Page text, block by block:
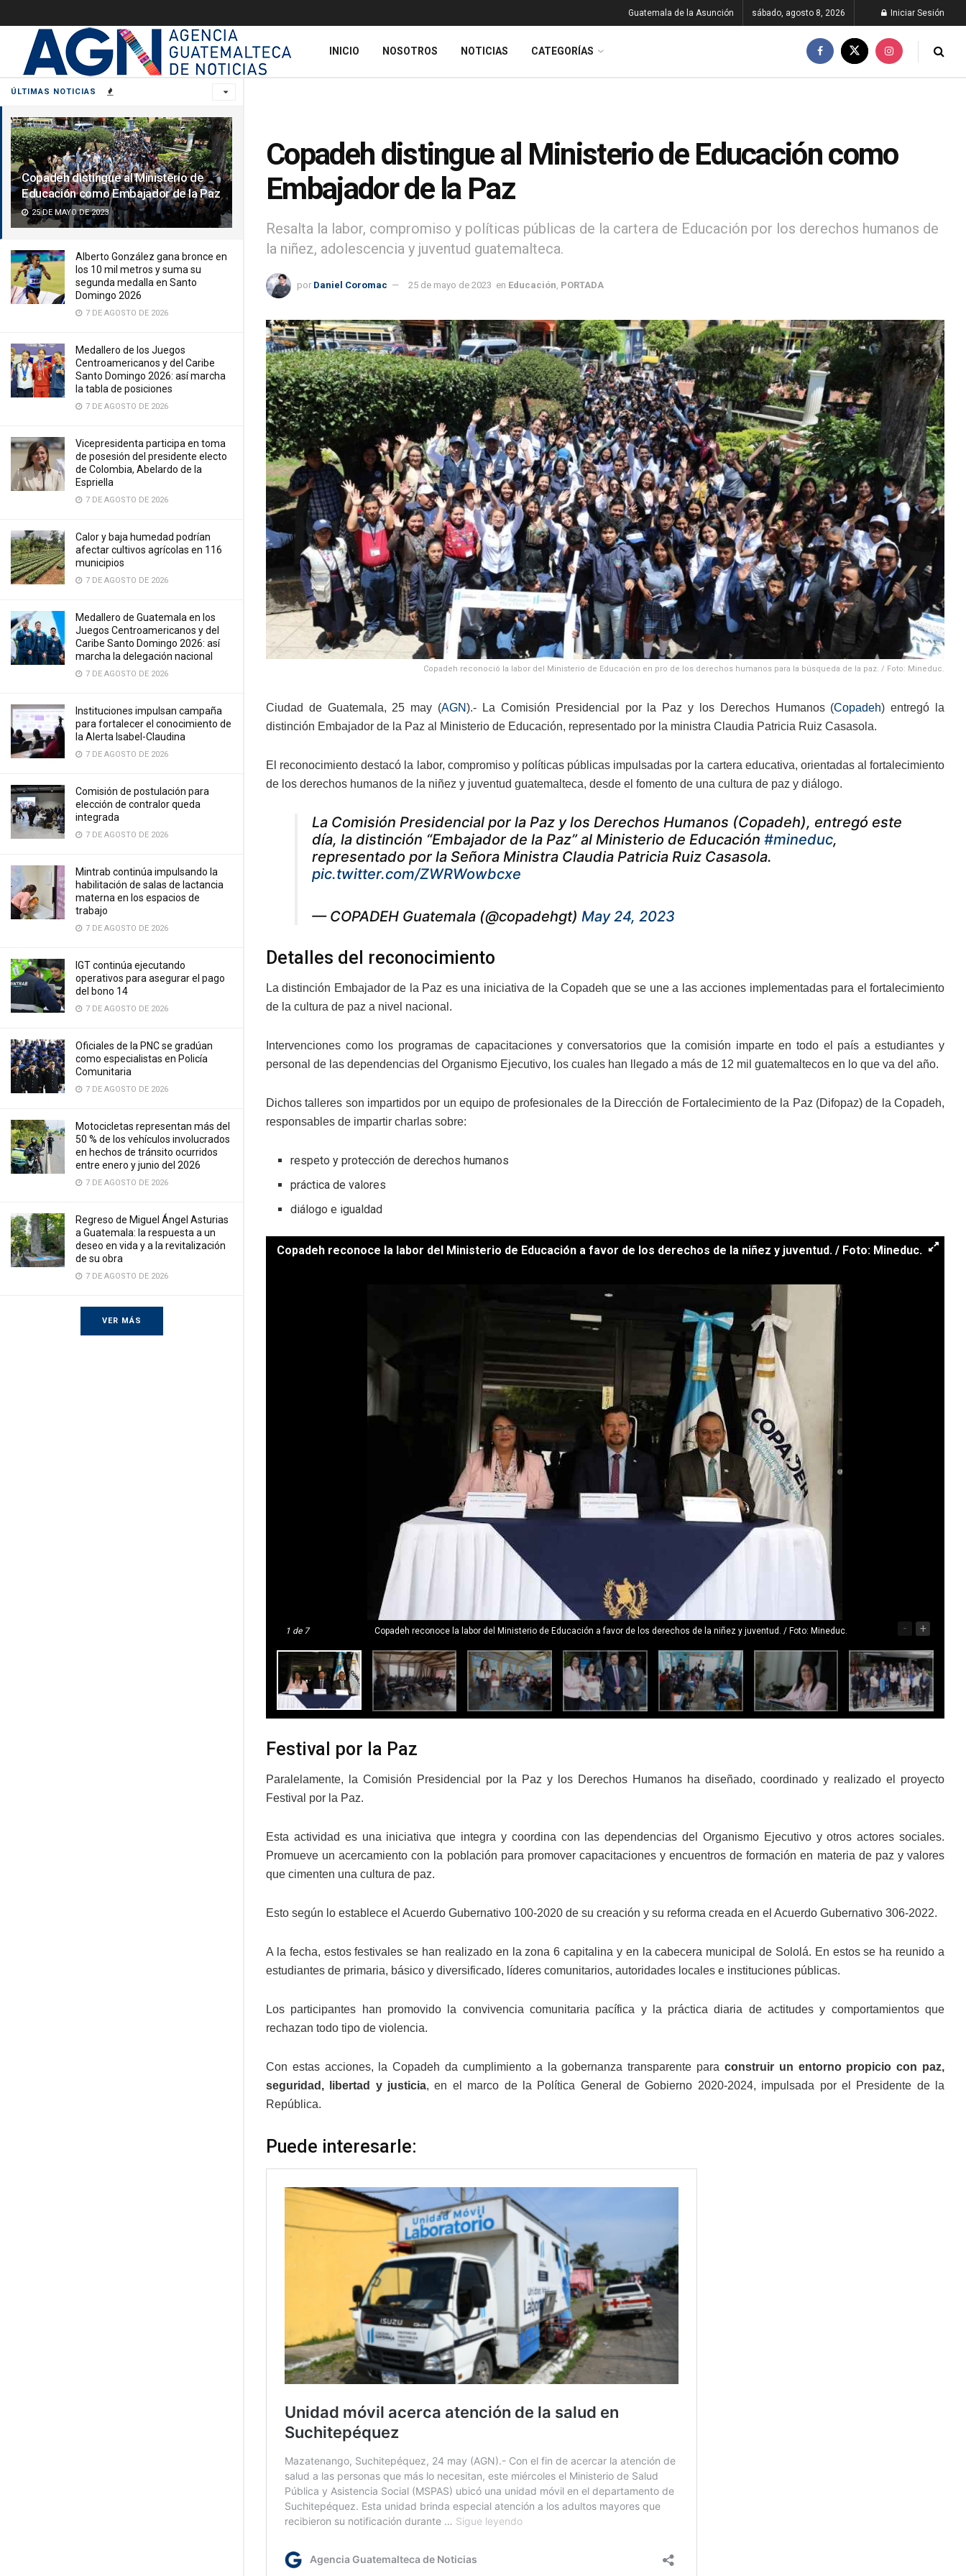
ÚLTIMAS NOTICIAS
Copadeh distingue al Ministerio de
Educación como Embajador de la Paz
25 DE MAYO DE 2023
Alberto González gana bronce en
los 10 mil metros y suma su
segunda medalla en Santo
Domingo 2026
7 DE AGOSTO DE 2026
Medallero de los Juegos
Centroamericanos y del Caribe
Santo Domingo 2026: así marcha
la tabla de posiciones
7 DE AGOSTO DE 2026
Vicepresidenta participa en toma
de posesión del presidente electo
de Colombia, Abelardo de la
Espriella
7 DE AGOSTO DE 2026
Calor y baja humedad podrían
afectar cultivos agrícolas en 116
municipios
7 DE AGOSTO DE 2026
Medallero de Guatemala en los
Juegos Centroamericanos y del
Caribe Santo Domingo 2026: así
marcha la delegación nacional
7 DE AGOSTO DE 2026
Instituciones impulsan campaña
para fortalecer el conocimiento de
la Alerta Isabel-Claudina
7 DE AGOSTO DE 2026
Comisión de postulación para
elección de contralor queda
integrada
7 DE AGOSTO DE 2026
Mintrab continúa impulsando la
habilitación de salas de lactancia
materna en los espacios de
trabajo
7 DE AGOSTO DE 2026
IGT continúa ejecutando
operativos para asegurar el pago
del bono 14
7 DE AGOSTO DE 2026
Oficiales de la PNC se gradúan
como especialistas en Policía
Comunitaria
7 DE AGOSTO DE 2026
Motocicletas representan más del
50 % de los vehículos involucrados
en hechos de tránsito ocurridos
entre enero y junio del 2026
7 DE AGOSTO DE 2026
Regreso de Miguel Ángel Asturias
a Guatemala: la respuesta a un
deseo en vida y a la revitalización
de su obra
7 DE AGOSTO DE 2026
VER MÁS
Guatemala de la Asunción sábado, agosto 8, 2026 Iniciar Sesión
INICIO NOSOTROS NOTICIAS CATEGORÍAS
Copadeh distingue al Ministerio de Educación como
Embajador de la Paz
Resalta la labor, compromiso y políticas públicas de la cartera de Educación por los derechos humanos de
la niñez, adolescencia y juventud guatemalteca.
por Daniel Coromac 25 de mayo de 2023 en Educación PORTADA
Copadeh reconoció la labor del Ministerio de Educación en pro de los derechos humanos para la búsqueda de la paz. / Foto: Mineduc.
Ciudad de Guatemala, 25 may (AGN).- La Comisión Presidencial por la Paz y los Derechos Humanos (Copadeh) entregó la
distinción Embajador de la Paz al Ministerio de Educación, representado por la ministra Claudia Patricia Ruiz Casasola.
El reconocimiento destacó la labor, compromiso y políticas públicas impulsadas por la cartera educativa, orientadas al fortalecimiento
de los derechos humanos de la niñez y juventud guatemalteca, desde el fomento de una cultura de paz y diálogo.
La Comisión Presidencial por la Paz y los Derechos Humanos (Copadeh), entregó este
día, la distinción “Embajador de la Paz” al Ministerio de Educación #mineduc,
representado por la Señora Ministra Claudia Patricia Ruiz Casasola.
pic.twitter.com/ZWRWowbcxe
— COPADEH Guatemala (@copadehgt) May 24, 2023
Detalles del reconocimiento
La distinción Embajador de la Paz es una iniciativa de la Copadeh que se une a las acciones implementadas para el fortalecimiento
de la cultura de paz a nivel nacional.
Intervenciones como los programas de capacitaciones y conversatorios que la comisión imparte en todo el país a estudiantes y
personal de las dependencias del Organismo Ejecutivo, los cuales han llegado a más de 12 mil guatemaltecos en lo que va del año.
Dichos talleres son impartidos por un equipo de profesionales de la Dirección de Fortalecimiento de la Paz (Difopaz) de la Copadeh,
responsables de impartir charlas sobre:
respeto y protección de derechos humanos
práctica de valores
diálogo e igualdad
Copadeh reconoce la labor del Ministerio de Educación a favor de los derechos de la niñez y juventud. / Foto: Mineduc.
1 de 7 Copadeh reconoce la labor del Ministerio de Educación a favor de los derechos de la niñez y juventud. / Foto: Mineduc. - +
Festival por la Paz
Paralelamente, la Comisión Presidencial por la Paz y los Derechos Humanos ha diseñado, coordinado y realizado el proyecto
Festival por la Paz.
Esta actividad es una iniciativa que integra y coordina con las dependencias del Organismo Ejecutivo y otros actores sociales.
Promueve un acercamiento con la población para promover capacitaciones y encuentros de formación en materia de paz y valores
que cimenten una cultura de paz.
Esto según lo establece el Acuerdo Gubernativo 100-2020 de su creación y su reforma creada en el Acuerdo Gubernativo 306-2022.
A la fecha, estos festivales se han realizado en la zona 6 capitalina y en la cabecera municipal de Sololá. En estos se ha reunido a
estudiantes de primaria, básico y diversificado, líderes comunitarios, autoridades locales e instituciones públicas.
Los participantes han promovido la convivencia comunitaria pacífica y la práctica diaria de actitudes y comportamientos que
rechazan todo tipo de violencia.
Con estas acciones, la Copadeh da cumplimiento a la gobernanza transparente para construir un entorno propicio con paz,
seguridad, libertad y justicia, en el marco de la Política General de Gobierno 2020-2024, impulsada por el Presidente de la
República.
Puede interesarle: